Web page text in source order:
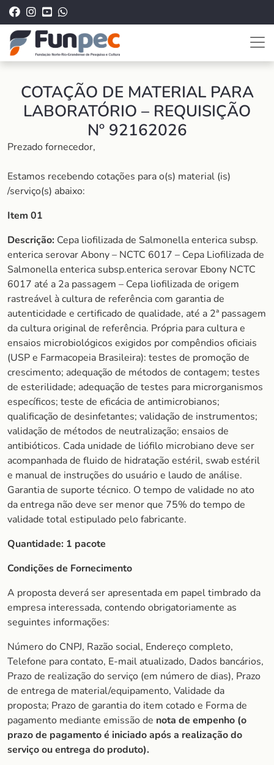
COTAÇÃO DE MATERIAL PARA
LABORATÓRIO – REQUISIÇÃO
Nº 92162026
Prezado fornecedor,
Estamos recebendo cotações para o(s) material (is)
/serviço(s) abaixo:
Item 01
Descrição: Cepa liofilizada de Salmonella enterica subsp.
enterica serovar Abony – NCTC 6017 – Cepa Liofilizada de
Salmonella enterica subsp.enterica serovar Ebony NCTC
6017 até a 2a passagem – Cepa liofilizada de origem
rastreável à cultura de referência com garantia de
autenticidade e certificado de qualidade, até a 2ª passagem
da cultura original de referência. Própria para cultura e
ensaios microbiológicos exigidos por compêndios oficiais
(USP e Farmacopeia Brasileira): testes de promoção de
crescimento; adequação de métodos de contagem; testes
de esterilidade; adequação de testes para microrganismos
específicos; teste de eficácia de antimicrobianos;
qualificação de desinfetantes; validação de instrumentos;
validação de métodos de neutralização; ensaios de
antibióticos. Cada unidade de liófilo microbiano deve ser
acompanhada de fluido de hidratação estéril, swab estéril
e manual de instruções do usuário e laudo de análise.
Garantia de suporte técnico. O tempo de validade no ato
da entrega não deve ser menor que 75% do tempo de
validade total estipulado pelo fabricante.
Quantidade: 1 pacote
Condições de Fornecimento
A proposta deverá ser apresentada em papel timbrado da
empresa interessada, contendo obrigatoriamente as
seguintes informações:
Número do CNPJ, Razão social, Endereço completo,
Telefone para contato, E-mail atualizado, Dados bancários,
Prazo de realização do serviço (em número de dias), Prazo
de entrega de material/equipamento, Validade da
proposta; Prazo de garantia do item cotado e Forma de
pagamento mediante emissão de nota de empenho (o
prazo de pagamento é iniciado após a realização do
serviço ou entrega do produto).